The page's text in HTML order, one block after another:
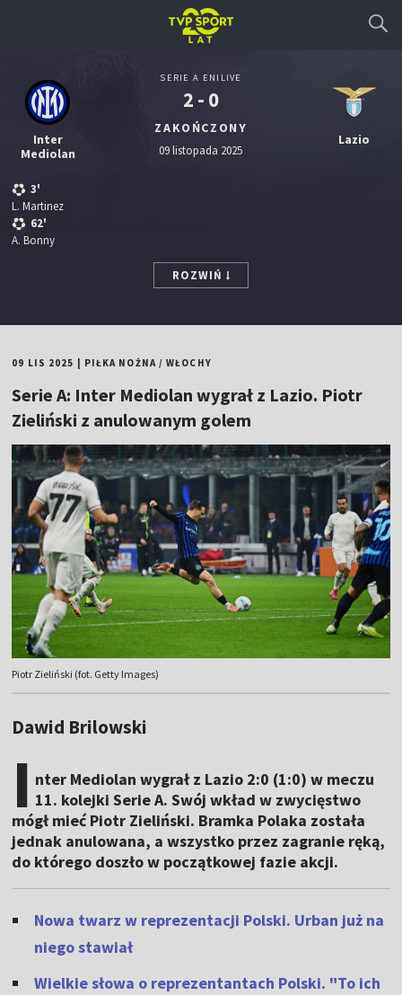
Inter
Mediolan
3'
L. Martinez
62'
A. Bonny
SERIE A ENILIVE
2 - 0
ZAKOŃCZONY
09 listopada 2025
Lazio
ROZWIŃ
09 LIS 2025 PIŁKA NOŻNA/WŁOCHY
Serie A: Inter Mediolan wygrał z Lazio. Piotr
Zieliński z anulowanym golem
Piotr Zieliński (fot. Getty Images)
Dawid Brilowski
I nter Mediolan wygrał z Lazio 2:0 (1:0) w meczu
11. kolejki Serie A. Swój wkład w zwycięstwo
mógł mieć Piotr Zieliński. Bramka Polaka została
jednak anulowana, a wszystko przez zagranie ręką,
do którego doszło w początkowej fazie akcji.
Nowa twarz w reprezentacji Polski. Urban już na
niego stawiał
Wielkie słowa o reprezentantach Polski. "To ich